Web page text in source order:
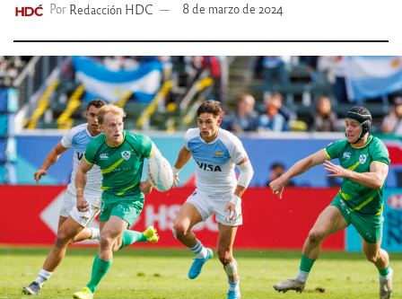
Por Redacción HDC 8 de marzo de 2024